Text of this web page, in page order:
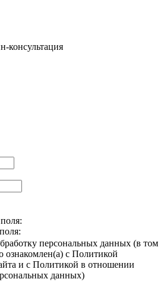
консультация
персональных данных (в том
ознакомлен(а) с Политикой
и с Политикой в отношении
данных)